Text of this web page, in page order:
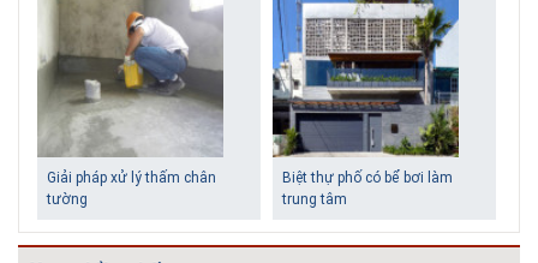
Giải pháp xử lý thấm chân
tường
Biệt thự phố có bể bơi làm
trung tâm